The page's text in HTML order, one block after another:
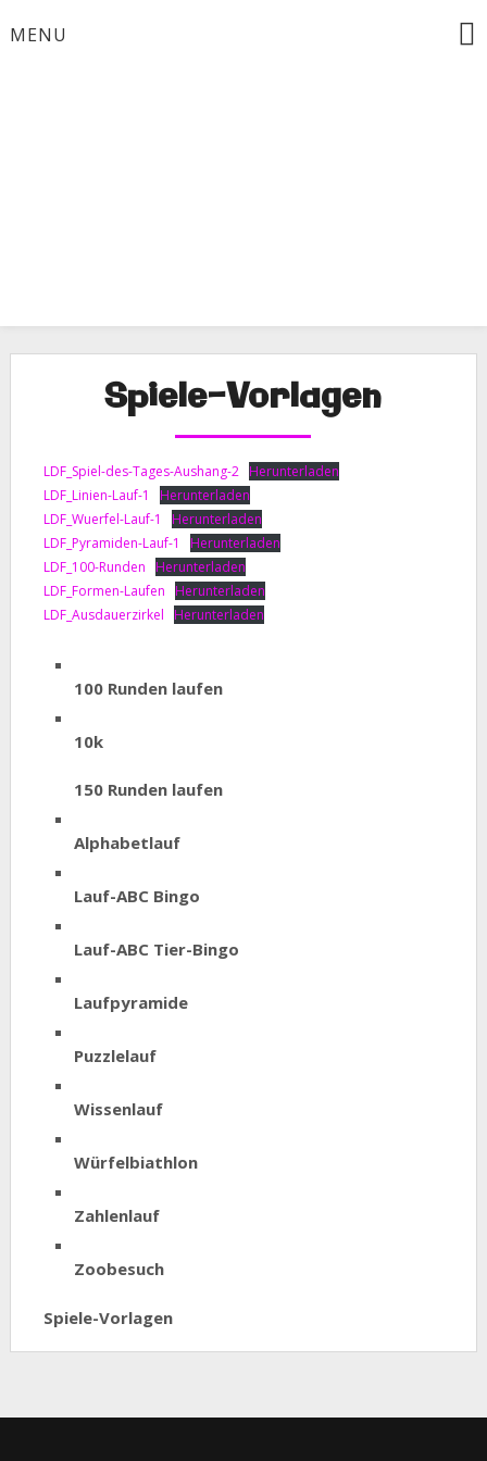
toMENU
Spiele-Vorlagen
LDF_Spiel-des-Tages-Aushang-2 Herunterladen
LDF_Linien-Lauf-1
Herunterladen
LDF_Wuerfel-Lauf-1
Herunterladen
LDF_Pyramiden-Lauf-1
Herunterladen
LDF_100-Runden
Herunterladen
LDF_Formen-Laufen
Herunterladen
LDF_Ausdauerzirkel
Herunterladen
100 Runden laufen
10k
150 Runden laufen
Alphabetlauf
Lauf-ABC Bingo
Lauf-ABC Tier-Bingo
Laufpyramide
Puzzlelauf
Wissenlauf
Würfelbiathlon
Zahlenlauf
Zoobesuch
Spiele-Vorlagen